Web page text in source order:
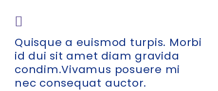
Quisque a euismod turpis. Morbi
id dui sit amet diam gravida
condim.Vivamus posuere mi
nec consequat auctor.